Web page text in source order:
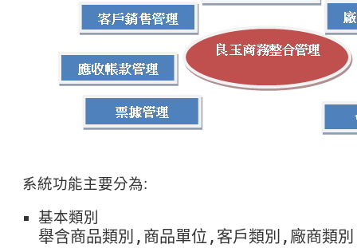
系統功能主要分為:
基本類別
舉含商品類別,商品單位,客戶類別,廠商類